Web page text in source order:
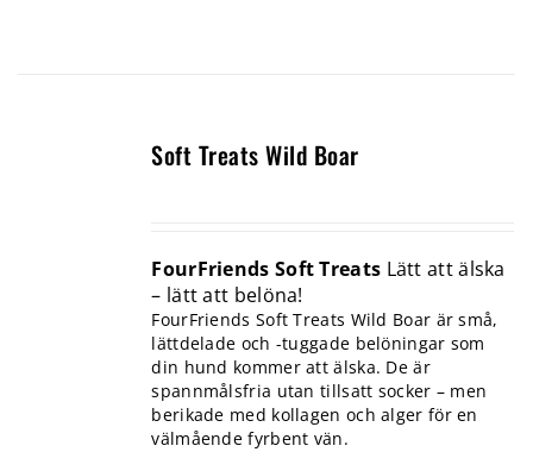
Soft Treats Wild Boar
FourFriends Soft Treats Lätt att älska
– lätt att belöna!
FourFriends Soft Treats Wild Boar är små,
lättdelade och -tuggade belöningar som
din hund kommer att älska. De är
spannmålsfria utan tillsatt socker – men
berikade med kollagen och alger för en
välmående fyrbent vän.